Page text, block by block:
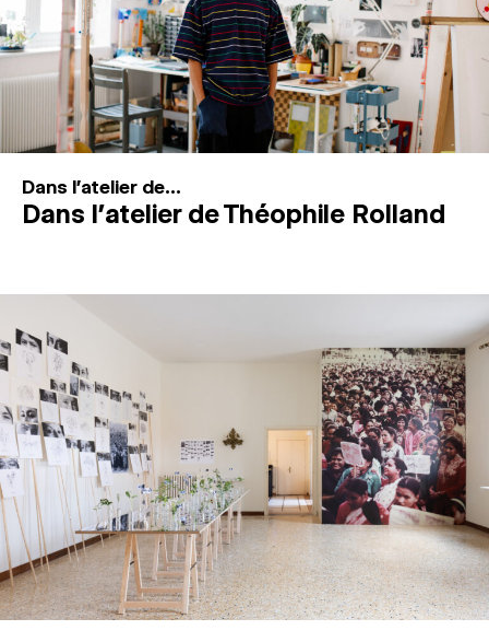
Recherche
Connexion
↓
Dans l'atelier de...
Dans l’atelier de Théophile Rolland